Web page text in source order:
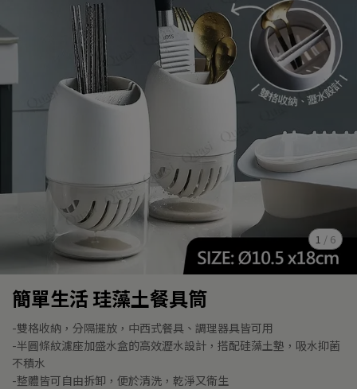
1 / 6
簡單生活 珪藻土餐具筒
-雙格收納，分隔擺放，中西式餐具、調理器具皆可用
-半圓條紋濾座加盛水盒的高效瀝水設計，搭配硅藻土墊，吸水抑菌
不積水
-整體皆可自由拆卸，便於清洗，乾淨又衛生